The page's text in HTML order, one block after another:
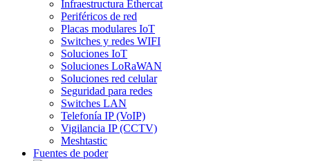
Infraestructura Ethercat
Periféricos de red
Placas modulares IoT
Switches y redes WIFI
Soluciones IoT
Soluciones LoRaWAN
Soluciones red celular
Seguridad para redes
Switches LAN
Telefonía IP (VoIP)
Vigilancia IP (CCTV)
Meshtastic
Fuentes de poder